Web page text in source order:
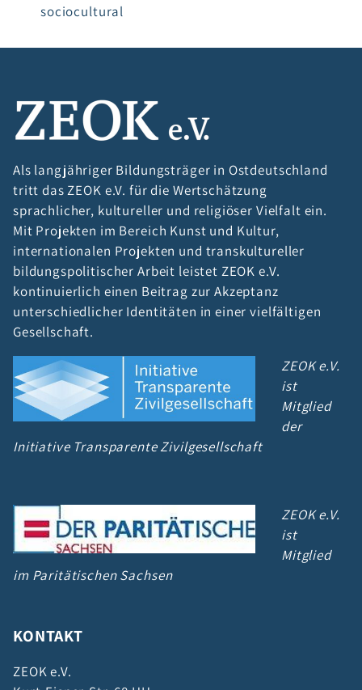
sociocultural
Als langjähriger Bildungsträger in Ostdeutschland
tritt das ZEOK e.V. für die Wertschätzung
sprachlicher, kultureller und religiöser Vielfalt ein.
Mit Projekten im Bereich Kunst und Kultur,
internationalen Projekten und transkultureller
bildungspolitischer Arbeit leistet ZEOK e.V.
kontinuierlich einen Beitrag zur Akzeptanz
unterschiedlicher Identitäten in einer vielfältigen
Gesellschaft.
ZEOK e.V.
ist
Mitglied
der
Initiative Transparente Zivilgesellschaft
ZEOK e.V.
ist
Mitglied
im Paritätischen Sachsen
KONTAKT
ZEOK e.V.